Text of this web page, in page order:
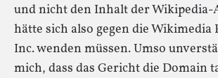
und nicht den Inhalt der
hätte sich also gegen die Wikimedia
Inc. wenden müssen. Umso
mich, dass das Gericht die Domain